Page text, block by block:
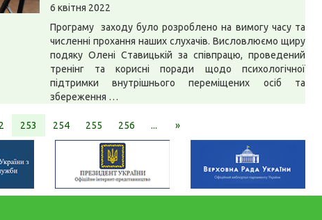
6 квітня 2022
Програму заходу було розроблено на вимогу часу та
численні прохання наших слухачів. Висловлюємо щиру
подяку Олені Ставицькій за співпрацю, проведений
тренінг та корисні поради щодо психологічної
підтримки внутрішнього переміщених осіб та
збереження …
253 254 255 256 ... »